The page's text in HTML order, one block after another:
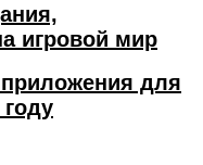
игровой мир
для